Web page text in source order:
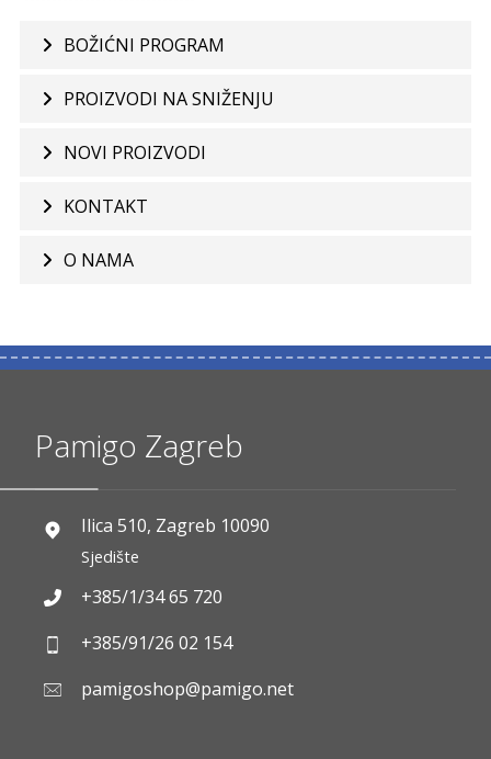
BOŽIĆNI PROGRAM
PROIZVODI NA SNIŽENJU
NOVI PROIZVODI
KONTAKT
O NAMA
Pamigo Zagreb
Ilica 510, Zagreb 10090
Sjedište
+385/1/34 65 720
+385/91/26 02 154
pamigoshop@pamigo.net